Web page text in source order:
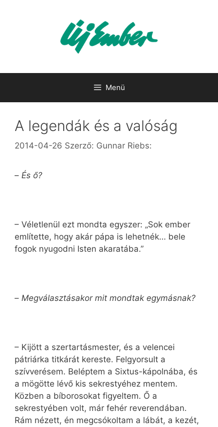
Menü
A legendák és a valóság
2014-04-26 Szerző: Gunnar Riebs:
– És ő?
– Véletlenül ezt mondta egyszer: „Sok ember
említette, hogy akár pápa is lehetnék… bele
fogok nyugodni Isten akaratába.”
– Megválasztásakor mit mondtak egymásnak?
– Kijött a szertartásmester, és a velencei
pátriárka titkárát kereste. Felgyorsult a
szívverésem. Beléptem a Sixtus-kápolnába, és
a mögötte lévő kis sekrestyéhez mentem.
Közben a bíborosokat figyeltem. Ő a
sekrestyében volt, már fehér reverendában.
Rám nézett, én megcsókoltam a lábát, a kezét,